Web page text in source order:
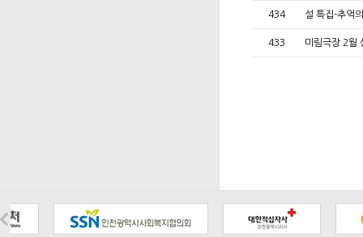
434 설 특집-추억
433 미림극장 2월